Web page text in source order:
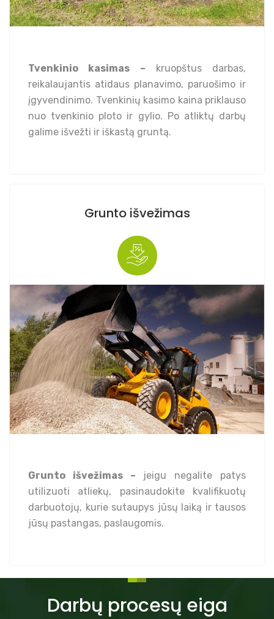
Tvenkinio kasimas – kruopštus darbas,
reikalaujantis atidaus planavimo, paruošimo ir
įgyvendinimo. Tvenkinių kasimo kaina priklauso
nuo tvenkinio ploto ir gylio. Po atliktų darbų
galime išvežti ir iškastą gruntą.
Grunto išvežimas
Grunto išvežimas – jeigu negalite patys
utilizuoti atliekų, pasinaudokite kvalifikuotų
darbuotojų, kurie sutaupys jūsų laiką ir tausos
jūsų pastangas, paslaugomis.
Darbų procesų eiga